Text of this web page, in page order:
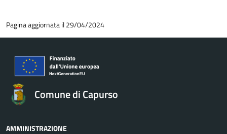
Pagina aggiornata il 29/04/2024
Comune di Capurso
AMMINISTRAZIONE